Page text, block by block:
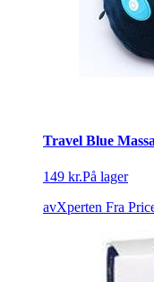
Travel Blue
149 kr.På lager
avXperten Fra